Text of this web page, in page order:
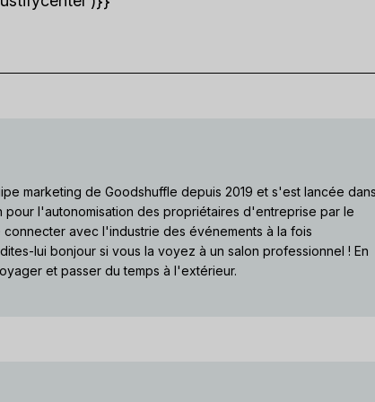
marketing de Goodshuffle depuis 2019 et s'est lancée
l'autonomisation des propriétaires d'entreprise par le
connecter avec l'industrie des événements à la fois
lui bonjour si vous la voyez à un salon professionnel ! En
et passer du temps à l'extérieur.